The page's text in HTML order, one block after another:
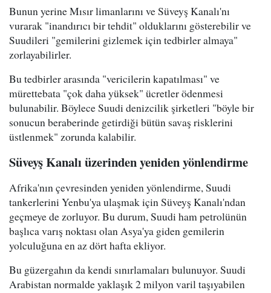
Bunun yerine Mısır limanlarını ve Süveyş Kanalı'nı
vurarak "inandırıcı bir tehdit" olduklarını gösterebilir ve
Suudileri "gemilerini gizlemek için tedbirler almaya"
zorlayabilirler.
Bu tedbirler arasında "vericilerin kapatılması" ve
mürettebata "çok daha yüksek" ücretler ödenmesi
bulunabilir. Böylece Suudi denizcilik şirketleri "böyle bir
sonucun beraberinde getirdiği bütün savaş risklerini
üstlenmek" zorunda kalabilir.
Süveyş Kanalı üzerinden yeniden yönlendirme
Afrika'nın çevresinden yeniden yönlendirme, Suudi
tankerlerini Yenbu'ya ulaşmak için Süveyş Kanalı'ndan
geçmeye de zorluyor. Bu durum, Suudi ham petrolünün
başlıca varış noktası olan Asya'ya giden gemilerin
yolculuğuna en az dört hafta ekliyor.
Bu güzergahın da kendi sınırlamaları bulunuyor. Suudi
Arabistan normalde yaklaşık 2 milyon varil taşıyabilen